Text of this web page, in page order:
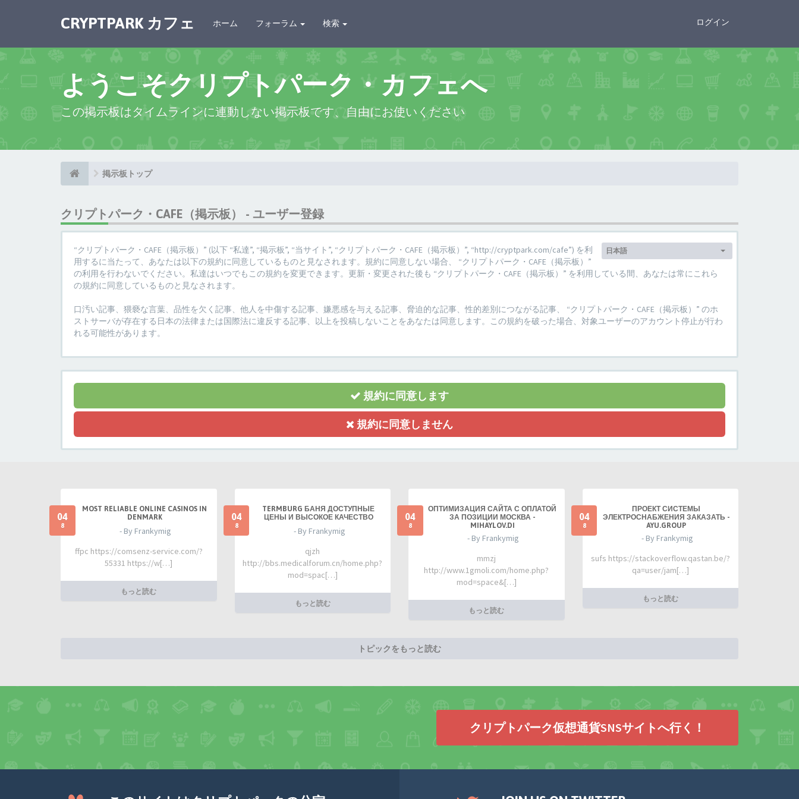
CRYPTPARK カフェ ホーム フォーラム 検索 ログイン
ようこそクリプトパーク・カフェへ
この掲示板はタイムラインに連動しない掲示板です、自由にお使いください
掲示板トップ
クリプトパーク・CAFE（掲示板） - ユーザー登録
言
語:
日本語
“クリプトパーク・CAFE（掲示板）” (以下 “私達”, “掲示板”, “当サイト”, “クリプトパーク・CAFE（掲示板）”, “http://cryptpark.com/cafe”) を利
用するに当たって、あなたは以下の規約に同意しているものと見なされます。規約に同意しない場合、 “クリプトパーク・CAFE（掲示板）”
の利用を行わないでください。私達はいつでもこの規約を変更できます。更新・変更された後も “クリプトパーク・CAFE（掲示板）” を利用している間、あなたは常にこれら
の規約に同意しているものと見なされます。
口汚い記事、猥褻な言葉、品性を欠く記事、他人を中傷する記事、嫌悪感を与える記事、脅迫的な記事、性的差別につながる記事、 “クリプトパーク・CAFE（掲示板）” のホ
ストサーバが存在する日本の法律または国際法に違反する記事、以上を投稿しないことをあなたは同意します。この規約を破った場合、対象ユーザーのアカウント停止が行わ
れる可能性があります。
規約に同意します
規約に同意しません
04
8
MOST RELIABLE ONLINE CASINOS IN
DENMARK
- By Frankymig
ffpc https://comsenz-service.com/?
55331 https://w[…]
もっと読む
04
8
TERMBURG БАНЯ ДОСТУПНЫЕ
ЦЕНЫ И ВЫСОКОЕ КАЧЕСТВО
- By Frankymig
qjzh
http://bbs.medicalforum.cn/home.php?
mod=spac[…]
もっと読む
04
8
ОПТИМИЗАЦИЯ САЙТА С ОПЛАТОЙ
ЗА ПОЗИЦИИ МОСКВА -
MIHAYLOV.DI
- By Frankymig
mmzj
http://www.1gmoli.com/home.php?
mod=space&[…]
もっと読む
04
8
ПРОЕКТ СИСТЕМЫ
ЭЛЕКТРОСНАБЖЕНИЯ ЗАКАЗАТЬ -
AYU.GROUP
- By Frankymig
sufs https://stackoverflow.qastan.be/?
qa=user/jam[…]
もっと読む
トピックをもっと読む
クリプトパーク仮想通貨SNSサイトへ行く！